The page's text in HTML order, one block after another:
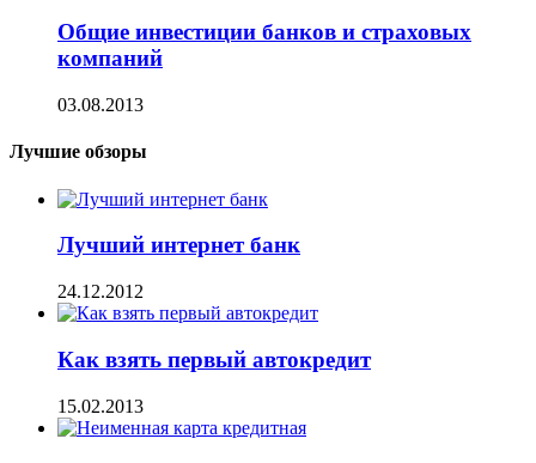
Общие инвестиции банков и страховых
компаний
03.08.2013
Лучшие обзоры
Лучший интернет банк
24.12.2012
Как взять первый автокредит
15.02.2013